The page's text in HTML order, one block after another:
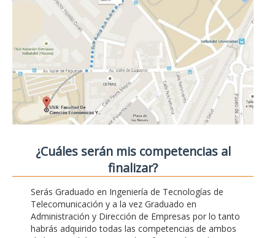
¿Cuáles serán mis competencias al
finalizar?
Serás Graduado en Ingeniería de Tecnologías de
Telecomunicación y a la vez Graduado en
Administración y Dirección de Empresas por lo tanto
habrás adquirido todas las competencias de ambos